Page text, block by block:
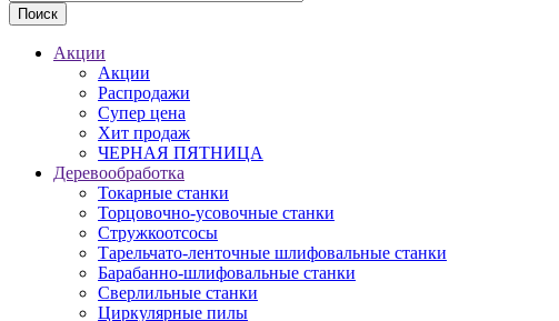
Акции
Акции
Распродажи
Супер цена
Хит продаж
ЧЕРНАЯ ПЯТНИЦА
Деревообработка
Токарные станки
Торцовочно-усовочные станки
Стружкоотсосы
Тарельчато-ленточные шлифовальные станки
Барабанно-шлифовальные станки
Сверлильные станки
Циркулярные пилы